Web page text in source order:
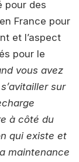
pour des
France pour
et l’aspect
pour le
vous avez
sur
à côté du
qui existe et
maintenance